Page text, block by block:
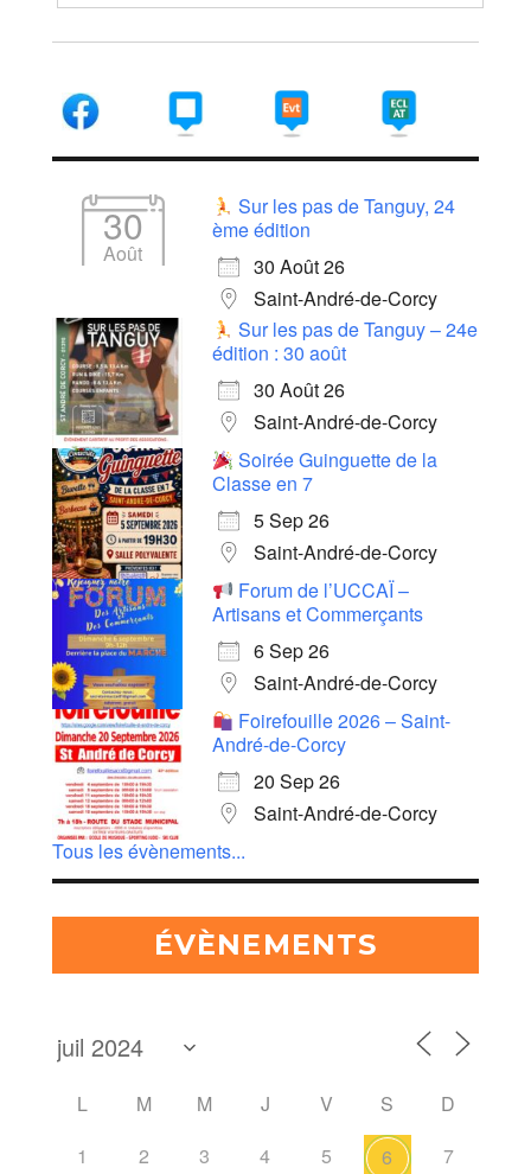
30
Août
Sur les pas de Tanguy, 24
ème édition
30 Août 26
Saint-André-de-Corcy
Sur les pas de Tanguy – 24e
édition : 30 août
30 Août 26
Saint-André-de-Corcy
Soirée Guinguette de la
Classe en 7
5 Sep 26
Saint-André-de-Corcy
Forum de l’UCCAÏ –
Artisans et Commerçants
6 Sep 26
Saint-André-de-Corcy
Foirefouille 2026 – Saint-
André-de-Corcy
20 Sep 26
Saint-André-de-Corcy
Tous les évènements...
ÉVÈNEMENTS
L M M J V S
D
1
2 3 4 5 6 7